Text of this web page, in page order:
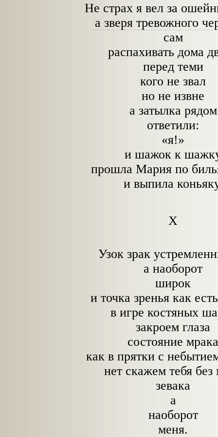
Не страх я вел за
а зверя тревожного
сам
распахивать дома
перед теми
кого не звал
но не извне
а затылка рядом
ответили:
«я!»
и шажок к
прошла Мария по
и выпила
X
Узок зрак
а наоборот
широк
и точка зренья как
в игре костяных
закроем глаза
состояние
как в прятки с
нет скажем тебя без
зевака
а
наоборот
меня.